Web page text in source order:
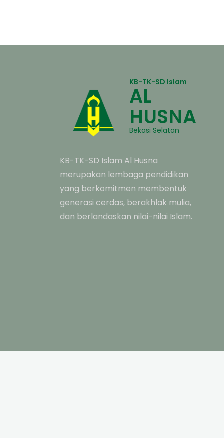
KB-TK-SD Islam
AL
HUSNA
Bekasi Selatan
KB-TK-SD Islam Al Husna
merupakan lembaga pendidikan
yang berkomitmen membentuk
generasi cerdas, berakhlak mulia,
dan berlandaskan nilai-nilai Islam.